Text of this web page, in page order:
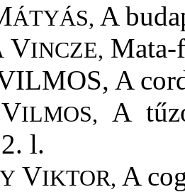
ÁTYÁS, A
VINCZE, Mata-
A
VILMOS,
A
l.
VIKTOR, A